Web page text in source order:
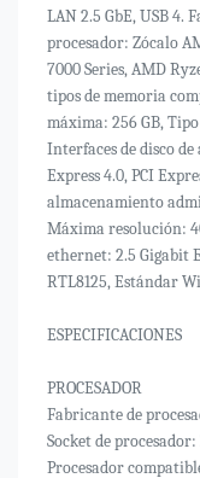
LAN 2.5 GbE, USB 4.
procesador: Zócalo
7000 Series, AMD
tipos de memoria
máxima: 256 GB,
Interfaces de disco
Express 4.0, PCI
almacenamiento
Máxima resolución:
ethernet: 2.5 Gigabit
RTL8125, Estándar
ESPECIFICACIONES
PROCESADOR
Fabricante de
Socket de
Procesador